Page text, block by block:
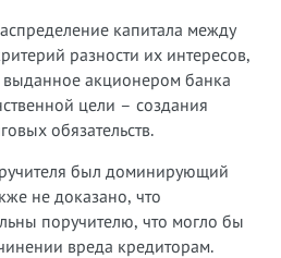
капитала между
разности их интересов,
выданное акционером банка
цели – создания
обязательств.
был доминирующий
не доказано, что
поручителю, что могло бы
вреда кредиторам.